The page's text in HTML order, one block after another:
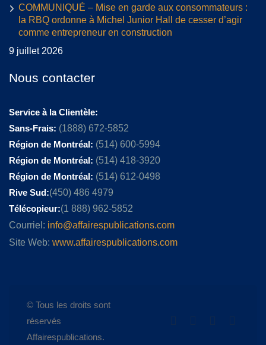
COMMUNIQUÉ – Mise en garde aux consommateurs :
la RBQ ordonne à Michel Junior Hall de cesser d’agir
comme entrepreneur en construction
9 juillet 2026
Nous contacter
Service à la Clientèle:
Sans-Frais: (1888) 672-5852
Région de Montréal: (514) 600-5994
Région de Montréal: (514) 418-3920
Région de Montréal: (514) 612-0498
Rive Sud:(450) 486 4979
Télécopieur:(1 888) 962-5852
Courriel: info@affairespublications.com
Site Web: www.affairespublications.com
© Tous les droits sont
réservés
Affairespublications.